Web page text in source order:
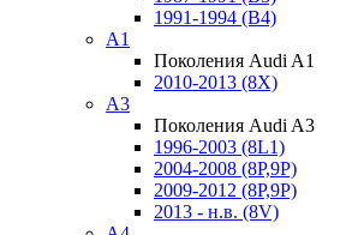
1991-1994 (B4)
A1
Поколения Audi A1
2010-2013 (8X)
A3
Поколения Audi A3
1996-2003 (8L1)
2004-2008 (8P,9P)
2009-2012 (8P,9P)
2013 - н.в. (8V)